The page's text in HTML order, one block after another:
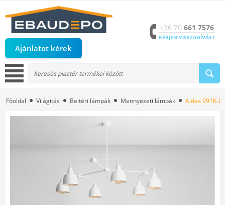
Ajánlatot kérek
+36 70 661 7576
KÉRJEN VISSZAHÍVÁST
Főoldal Világítás Beltéri lámpák Mennyezeti lámpák Aldex 991K-